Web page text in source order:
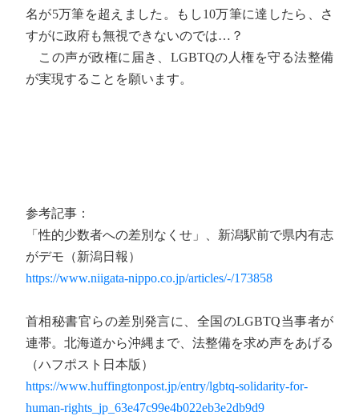
名が5万筆を超えました。もし10万筆に達したら、さ
すがに政府も無視できないのでは…？
この声が政権に届き、LGBTQの人権を守る法整備
が実現することを願います。
参考記事：
「性的少数者への差別なくせ」、新潟駅前で県内有志
がデモ（新潟日報）
https://www.niigata-nippo.co.jp/articles/-/173858
首相秘書官らの差別発言に、全国のLGBTQ当事者が
連帯。北海道から沖縄まで、法整備を求め声をあげる
（ハフポスト日本版）
https://www.huffingtonpost.jp/entry/lgbtq-solidarity-for-
human-rights_jp_63e47c99e4b022eb3e2db9d9